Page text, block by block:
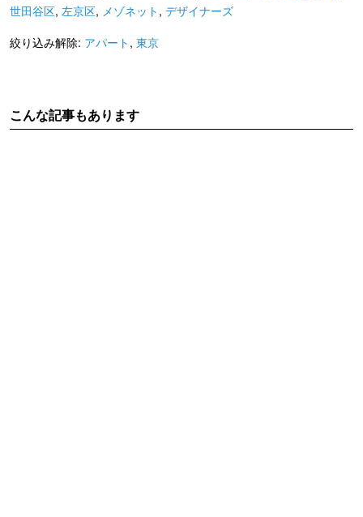
世田谷区, 左京区, メゾネット , デザイナーズ
絞り込み解除: アパート , 東京
こんな記事もあります